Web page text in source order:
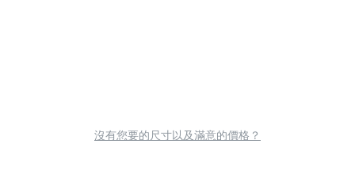
沒有您要的尺寸以及滿意的價格？